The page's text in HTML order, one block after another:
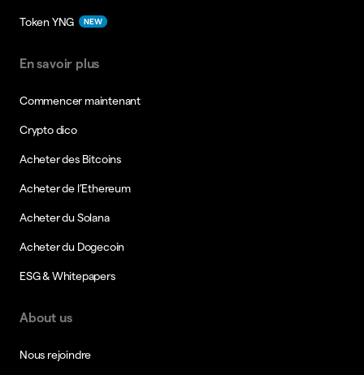
Token YNG NEW
En savoir plus
Commencer maintenant
Crypto dico
Acheter des Bitcoins
Acheter de l’Ethereum
Acheter du Solana
Acheter du Dogecoin
ESG & Whitepapers
About us
Nous rejoindre